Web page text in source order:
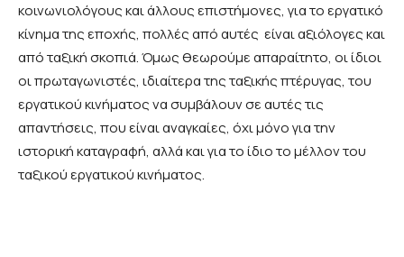
κοινωνιολόγους και άλλους επιστήμονες, για το εργατικό
κίνημα της εποχής, πολλές από αυτές είναι αξιόλογες και
από ταξική σκοπιά. Όμως θεωρούμε απαραίτητο, οι ίδιοι
οι πρωταγωνιστές, ιδιαίτερα της ταξικής πτέρυγας, του
εργατικού κινήματος να συμβάλουν σε αυτές τις
απαντήσεις, που είναι αναγκαίες, όχι μόνο για την
ιστορική καταγραφή, αλλά και για το ίδιο το μέλλον του
ταξικού εργατικού κινήματος.